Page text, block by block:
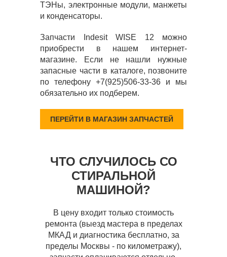
ТЭНы, электронные модули, манжеты
и конденсаторы.
Запчасти Indesit WISE 12 можно
приобрести в нашем интернет-
магазине. Если не нашли нужные
запасные части в каталоге, позвоните
по телефону +7(925)506-33-36 и мы
обязательно их подберем.
ПЕРЕЙТИ В МАГАЗИН ЗАПЧАСТЕЙ
ЧТО СЛУЧИЛОСЬ СО
СТИРАЛЬНОЙ
МАШИНОЙ?
В цену входит только стоимость
ремонта (выезд мастера в пределах
МКАД и диагностика бесплатно, за
пределы Москвы - по километражу),